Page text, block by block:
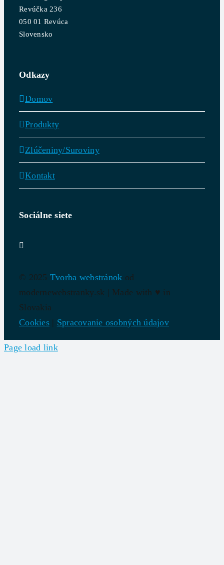
Revúčka 236
050 01 Revúca
Slovensko
Odkazy
Domov
Produkty
Zlúčeniny/Suroviny
Kontakt
Sociálne siete
© 2025 Tvorba webstránok od
modernewebstranky.sk | Made with ♥ in
Slovakia
Cookies | Spracovanie osobných údajov
Page load link